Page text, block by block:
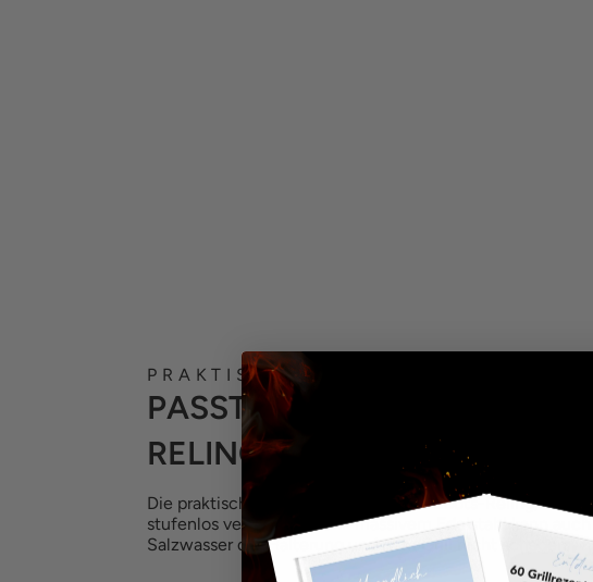
PRAKTISCH AUF SEE UND LAND
PASST AN DIE BOOTS-
RELING
Die praktische Halerung passt an die Boots-Reling,
stufenlos verstellbar. Dank massivem Edelstahl kann auch
Salzwasser der Halterung und dem Grill nicht schaden.